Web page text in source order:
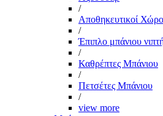
/
Αποθηκευτικοί
/
Έπιπλο μπάνιου
/
Καθρέπτες Μπάνιου
/
Πετσέτες Μπάνιου
/
view more